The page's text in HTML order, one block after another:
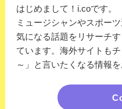
はじめまして！i.coです。
ミュージシャンやスポー
気になる話題をリサーチ
ています。海外サイトも
～」と言いたくなる情報を